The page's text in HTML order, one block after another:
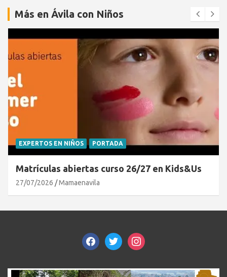
Más en Ávila con Niños
EXPERTOS EN NIÑOS PORTADA
Matrículas abiertas curso 26/27 en Kids&Us
27/07/2026 Mamaenavila
facebooktwitterinstagram